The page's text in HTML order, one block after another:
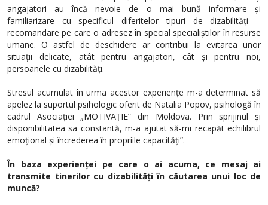
angajatori au încă nevoie de o mai bună informare și
familiarizare cu specificul diferitelor tipuri de dizabilități –
recomandare pe care o adresez în special specialiștilor în resurse
umane. O astfel de deschidere ar contribui la evitarea unor
situații delicate, atât pentru angajatori, cât și pentru noi,
persoanele cu dizabilități.
Stresul acumulat în urma acestor experiențe m-a determinat să
apelez la suportul psihologic oferit de Natalia Popov, psihologă în
cadrul Asociației „MOTIVAȚIE” din Moldova. Prin sprijinul și
disponibilitatea sa constantă, m-a ajutat să-mi recapăt echilibrul
emoțional și încrederea în propriile capacități”.
În baza experienței pe care o ai acuma, ce mesaj ai
transmite tinerilor cu dizabilități în căutarea unui loc de
muncă?